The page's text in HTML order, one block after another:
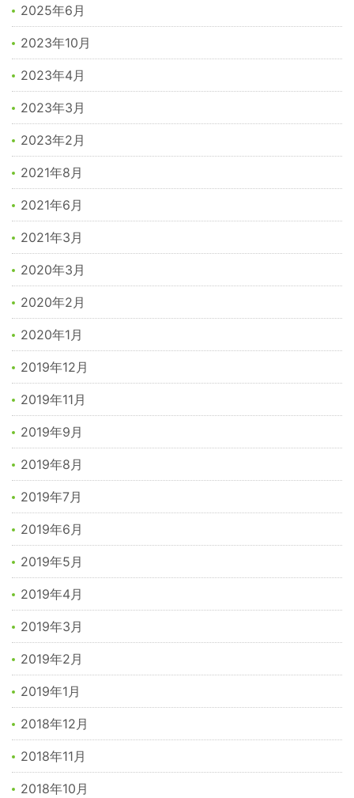
2025年6月
2023年10月
2023年4月
2023年3月
2023年2月
2021年8月
2021年6月
2021年3月
2020年3月
2020年2月
2020年1月
2019年12月
2019年11月
2019年9月
2019年8月
2019年7月
2019年6月
2019年5月
2019年4月
2019年3月
2019年2月
2019年1月
2018年12月
2018年11月
2018年10月